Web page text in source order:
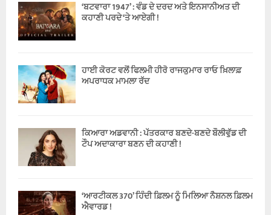
‘ਬਟਵਾਰਾ 1947’ : ਵੰਡ ਦੇ ਦਰਦ ਅਤੇ ਇਨਸਾਨੀਅਤ ਦੀ
ਕਹਾਣੀ ਪਰਦੇ ‘ਤੇ ਆਏਗੀ !
ਹਾਈ ਕੋਰਟ ਵਲੋਂ ਫਿਲਮੀ ਹੀਰੋ ਰਾਜਕੁਮਾਰ ਰਾਓ ਖ਼ਿਲਾਫ਼
ਅਪਰਾਧਕ ਮਾਮਲਾ ਰੱਦ
ਕਿਆਰਾ ਅਡਵਾਨੀ : ਪੱਤਰਕਾਰ ਬਣਦੇ-ਬਣਦੇ ਬੌਲੀਵੁੱਡ ਦੀ
ਟੌਪ ਅਦਾਕਾਰਾ ਬਣਨ ਦੀ ਕਹਾਣੀ !
‘ਆਰਟੀਕਲ 370’ ਹਿੰਦੀ ਫ਼ਿਲਮ ਨੂੰ ਮਿਲਿਆ ਨੈਸ਼ਨਲ ਫ਼ਿਲਮ
ਐਵਾਰਡ !